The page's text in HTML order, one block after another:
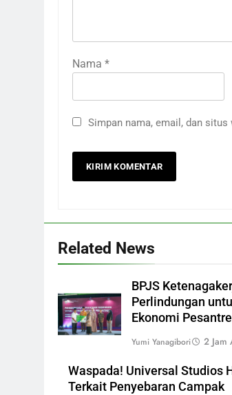
Nama *
Simpan nama, email, dan
Related News
BPJS
Perlindungan
Ekonomi
Yumi Yanagibori 2 Jam
Waspada! Universal Studios
Terkait Penyebaran Campak